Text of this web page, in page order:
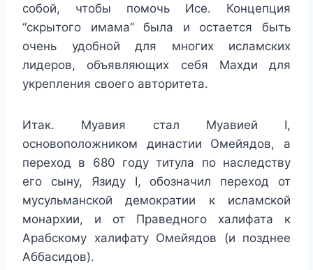
собой, чтобы помочь Исе. Концепция
“скрытого имама” была и остается быть
очень удобной для многих исламских
лидеров, объявляющих себя Махди для
укрепления своего авторитета.
Итак. Муавия стал Муавией I,
основоположником династии Омейядов, а
переход в 680 году титула по наследству
его сыну, Язиду I, обозначил переход от
мусульманской демократии к исламской
монархии, и от Праведного халифата к
Арабскому халифату Омейядов (и позднее
Аббасидов).